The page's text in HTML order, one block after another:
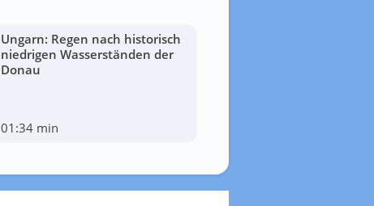
Ungarn: Regen nach historisch
niedrigen Wasserständen der
Donau
01:34 min